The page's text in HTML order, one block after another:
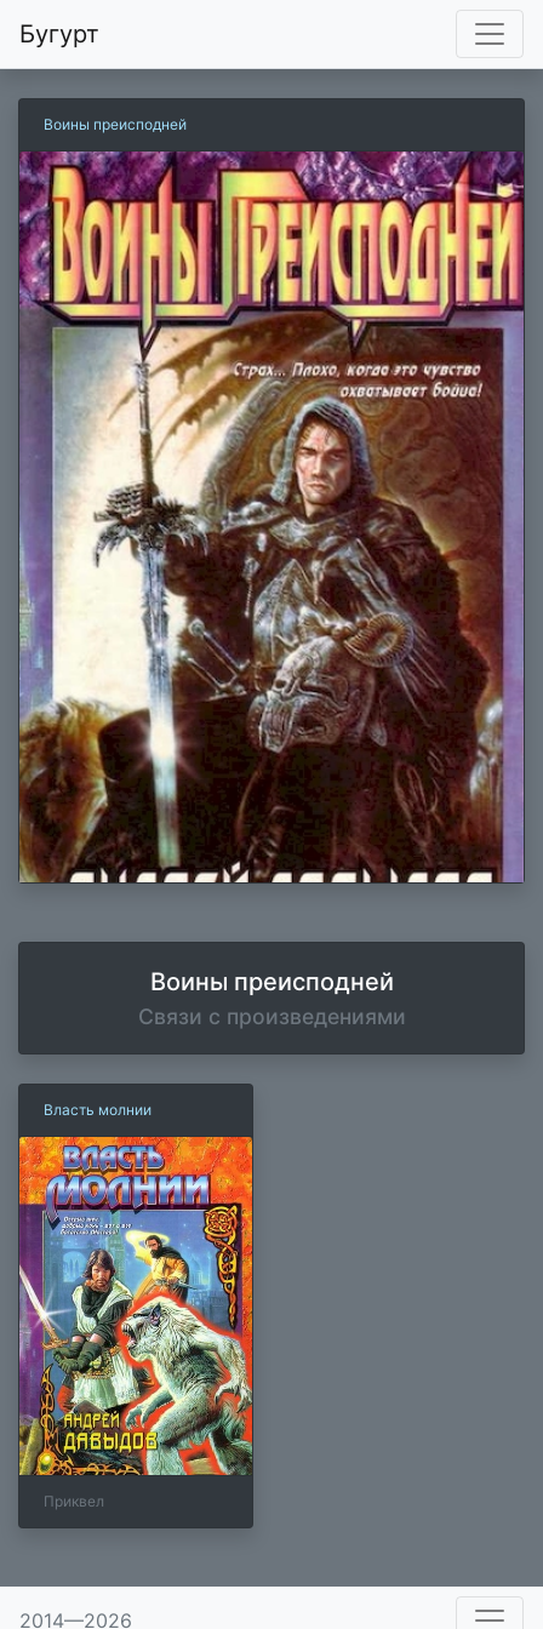
Бугурт
Воины преисподней
Воины преисподней
Связи с произведениями
Власть молнии
Приквел
2014—2026